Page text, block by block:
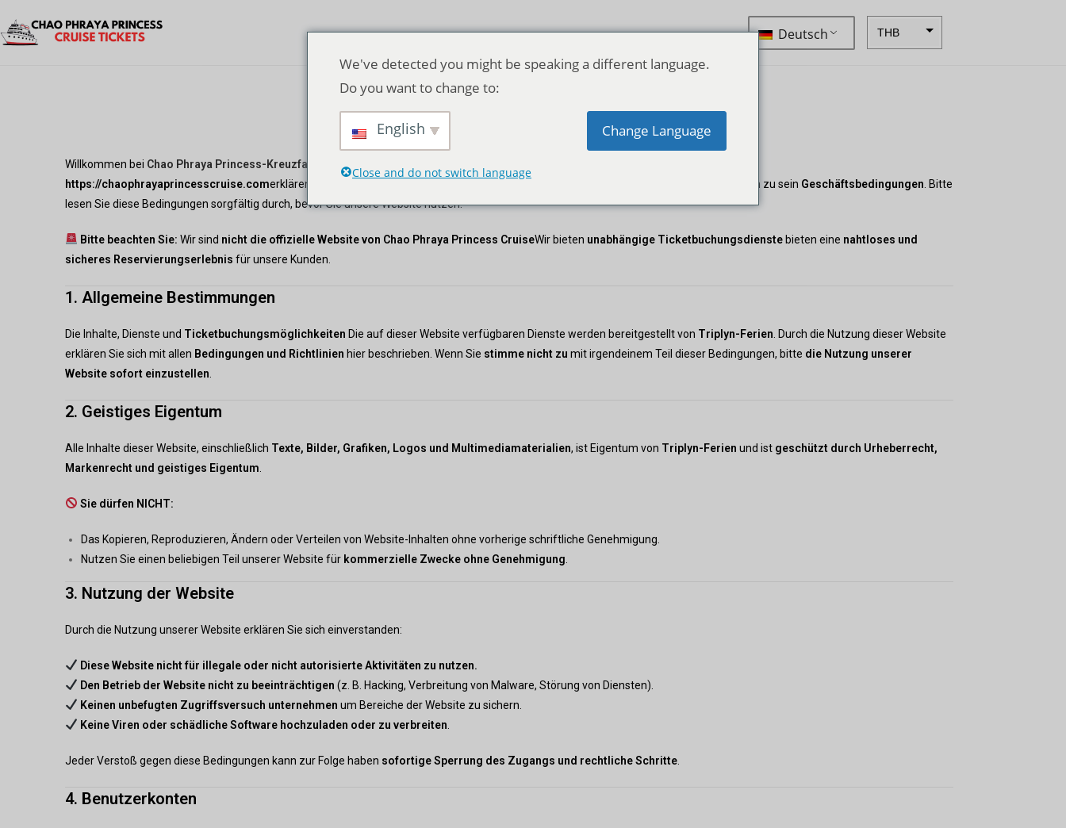
Deutsch THB
Nutzungsbedingungen
Willkommen bei Chao Phraya Princess-Kreuzfahrt , betrieben von
https://chaophrayaprincesscruise.comerklären Sie sich einverstanden, die folgenden Bestimmungen einzuhalten und an diese gebunden zu sein Geschäftsbedingungen . Bitte
lesen Sie diese Bedingungen sorgfältig durch, bevor Sie unsere Website nutzen.
Bitte beachten Sie: Wir sind nicht die offizielle Website von Chao Phraya Princess CruiseWir bieten unabhängige Ticketbuchungsdienstebieten eine nahtloses und
sicheres Reservierungserlebnis für unsere Kunden.
1. Allgemeine Bestimmungen
Die Inhalte, Dienste und Ticketbuchungsmöglichkeiten Die auf dieser Website verfügbaren Dienste werden bereitgestellt von Triplyn-Ferien . Durch die Nutzung dieser Website
erklären Sie sich mit allen Bedingungen und Richtlinien hier beschrieben. Wenn Sie stimme nicht zu mit irgendeinem Teil dieser Bedingungen, bitte die Nutzung unserer
Website sofort einzustellen
2. Geistiges Eigentum
Alle Inhalte dieser Website, einschließlich Texte, Bilder, Grafiken, Logos und Multimediamaterialien, ist Eigentum von Triplyn-Ferien und ist geschützt durch Urheberrecht,
Markenrecht und geistiges Eigentum
Sie dürfen NICHT:
Das Kopieren, Reproduzieren, Ändern oder Verteilen von Website-Inhalten ohne vorherige schriftliche Genehmigung.
Nutzen Sie einen beliebigen Teil unserer Website für kommerzielle Zwecke ohne Genehmigung
3. Nutzung der Website
Durch die Nutzung unserer Website erklären Sie sich einverstanden:
Diese Website nicht für illegale oder nicht autorisierte Aktivitäten zu nutzen.
Den Betrieb der Website nicht zu beeinträchtigen (z. B. Hacking, Verbreitung von Malware, Störung von Diensten).
Keinen unbefugten Zugriffsversuch unternehmen um Bereiche der Website zu sichern.
Keine Viren oder schädliche Software hochzuladen oder zu verbreiten
Jeder Verstoß gegen diese Bedingungen kann zur Folge haben sofortige Sperrung des Zugangs und rechtliche Schritte
4. Benutzerkonten
We've detected you might be speaking a different language.
Do you want to change to:
English Change Language
Close and do not switch language